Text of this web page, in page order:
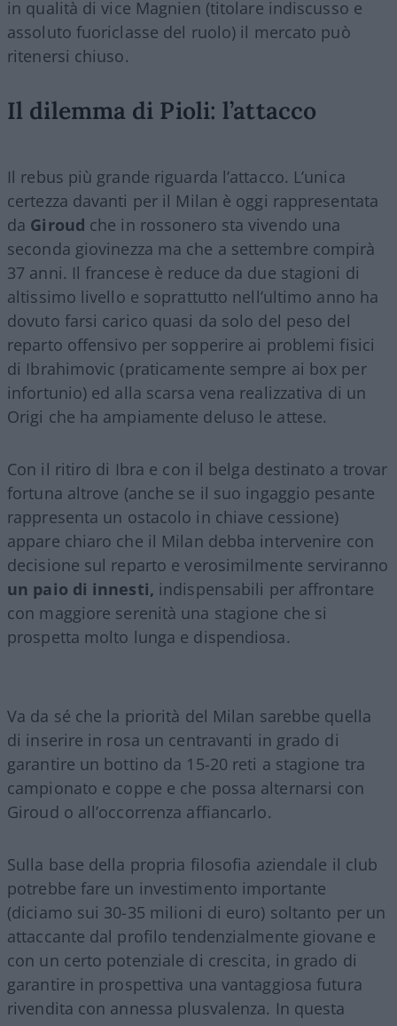
in qualità di vice Magnien (titolare indiscusso e
assoluto fuoriclasse del ruolo) il mercato può
ritenersi chiuso.
Il dilemma di Pioli: l’attacco
Il rebus più grande riguarda l’attacco. L’unica
certezza davanti per il Milan è oggi rappresentata
da Giroud che in rossonero sta vivendo una
seconda giovinezza ma che a settembre compirà
37 anni. Il francese è reduce da due stagioni di
altissimo livello e soprattutto nell’ultimo anno ha
dovuto farsi carico quasi da solo del peso del
reparto offensivo per sopperire ai problemi fisici
di Ibrahimovic (praticamente sempre ai box per
infortunio) ed alla scarsa vena realizzativa di un
Origi che ha ampiamente deluso le attese.
Con il ritiro di Ibra e con il belga destinato a trovar
fortuna altrove (anche se il suo ingaggio pesante
rappresenta un ostacolo in chiave cessione)
appare chiaro che il Milan debba intervenire con
decisione sul reparto e verosimilmente serviranno
un paio di innesti, indispensabili per affrontare
con maggiore serenità una stagione che si
prospetta molto lunga e dispendiosa.
Va da sé che la priorità del Milan sarebbe quella
di inserire in rosa un centravanti in grado di
garantire un bottino da 15-20 reti a stagione tra
campionato e coppe e che possa alternarsi con
Giroud o all’occorrenza affiancarlo.
Sulla base della propria filosofia aziendale il club
potrebbe fare un investimento importante
(diciamo sui 30-35 milioni di euro) soltanto per un
attaccante dal profilo tendenzialmente giovane e
con un certo potenziale di crescita, in grado di
garantire in prospettiva una vantaggiosa futura
rivendita con annessa plusvalenza. In questa